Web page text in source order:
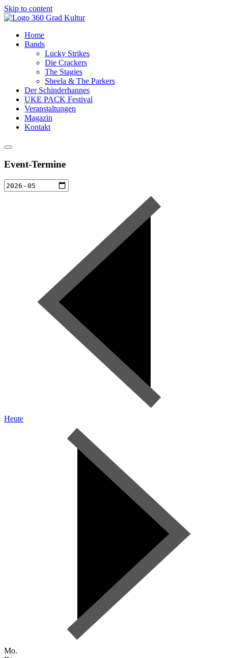
Skip to content
Home
Bands
Lucky Strikes
Die Crackers
The Stagies
Sheela & The Parkers
Der Schinderhannes
UKE PACK Festival
Veranstaltungen
Magazin
Kontakt
Event-Termine
Heute
Mo.